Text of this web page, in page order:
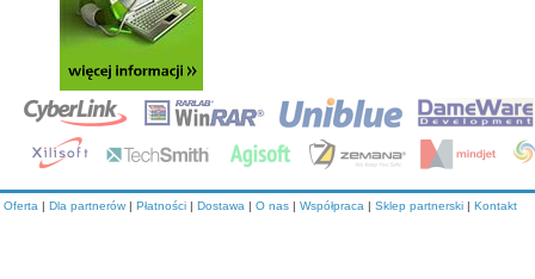
Oferta | Dla partnerów | Płatności | Dostawa | O nas | Współpraca | Sklep partnerski | Kontakt